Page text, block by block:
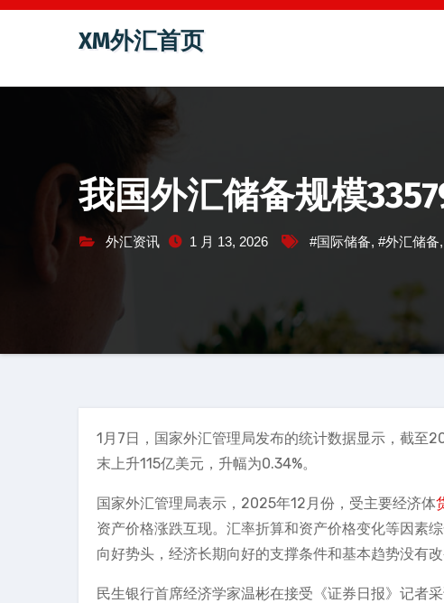
跳
容
XM外汇首页
我国外汇储备规模
外汇资讯 1 月 13, 2026 #国际储备, #外汇储备,
1月7日，国家外汇管理局发布的统计数据显示，截至
末上升115亿美元，升幅为0.34%。
国家外汇管理局表示，2025年12月份，受主要经济体
资产价格涨跌互现。汇率折算和资产价格变化等因素
向好势头，经济长期向好的支撑条件和基本趋势没有
民生银行首席经济学家温彬在接受《证券日报》记者